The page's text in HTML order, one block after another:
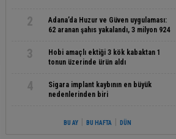
2
Adana’da Huzur ve Güven uygulaması:
62 aranan şahıs yakalandı, 3 milyon 924
3
Hobi amaçlı ektiği 3 kök kabaktan 1
tonun üzerinde ürün aldı
4
Sigara implant kaybının en büyük
nedenlerinden biri
BU AY BU HAFTA DÜN